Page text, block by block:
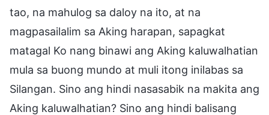
tao, na mahulog sa daloy na ito, at na
magpasailalim sa Aking harapan, sapagkat
matagal Ko nang binawi ang Aking kaluwalhatian
mula sa buong mundo at muli itong inilabas sa
Silangan. Sino ang hindi nasasabik na makita ang
Aking kaluwalhatian? Sino ang hindi balisang